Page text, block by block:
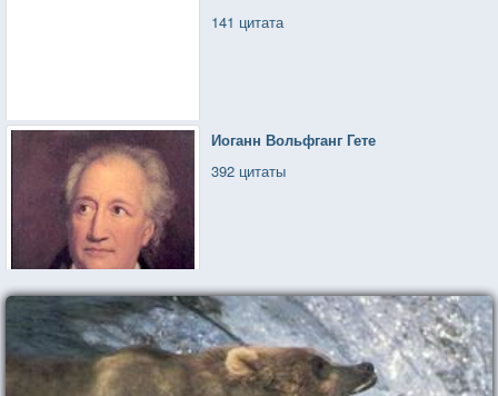
141 цитата
Иоганн Вольфганг Гете
392 цитаты